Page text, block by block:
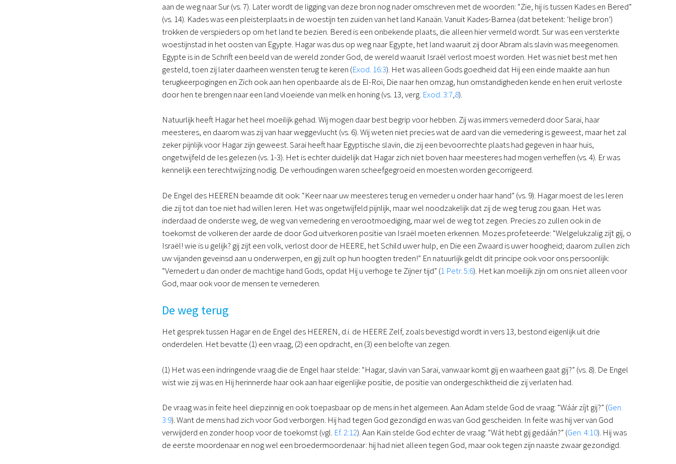
aan de weg naar Sur (vs. 7). Later wordt de ligging van deze bron nog nader omschreven met de woorden: “Zie, hij is tussen Kades en Bered”
(vs. 14). Kades was een pleisterplaats in de woestijn ten zuiden van het land Kanaän. Vanuit Kades-Barnea (dat betekent: ‘heilige bron’)
trokken de verspieders op om het land te bezien. Bered is een onbekende plaats, die alleen hier vermeld wordt. Sur was een versterkte
woestijnstad in het oosten van Egypte. Hagar was dus op weg naar Egypte, het land waaruit zij door Abram als slavin was meegenomen.
Egypte is in de Schrift een beeld van de wereld zonder God, de wereld waaruit Israël verlost moest worden. Het was niet best met hen
gesteld, toen zij later daarheen wensten terug te keren (Exod. 16:3). Het was alleen Gods goedheid dat Hij een einde maakte aan hun
terugkeerpogingen en Zich ook aan hen openbaarde als de El-Roï, Die naar hen omzag, hun omstandigheden kende en hen eruit verloste
door hen te brengen naar een land vloeiende van melk en honing (vs. 13, verg. Exod. 3:7,8).
Natuurlijk heeft Hagar het heel moeilijk gehad. Wij mogen daar best begrip voor hebben. Zij was immers vernederd door Sarai, haar
meesteres, en daarom was zij van haar weggevlucht (vs. 6). Wij weten niet precies wat de aard van die vernedering is geweest, maar het zal
zeker pijnlijk voor Hagar zijn geweest. Sarai heeft haar Egyptische slavin, die zij een bevoorrechte plaats had gegeven in haar huis,
ongetwijfeld de les gelezen (vs. 1-3). Het is echter duidelijk dat Hagar zich niet boven haar meesteres had mogen verheffen (vs. 4). Er was
kennelijk een terechtwijzing nodig. De verhoudingen waren scheefgegroeid en moesten worden gecorrigeerd.
De Engel des HEEREN beaamde dit ook: “Keer naar uw meesteres terug en verneder u onder haar hand” (vs. 9). Hagar moest de les leren
die zij tot dan toe niet had willen leren. Het was ongetwijfeld pijnlijk, maar wel noodzakelijk dat zij de weg terug zou gaan. Het was
inderdaad de onderste weg, de weg van vernedering en verootmoediging, maar wel de weg tot zegen. Precies zo zullen ook in de
toekomst de volkeren der aarde de door God uitverkoren positie van Israël moeten erkennen. Mozes profeteerde: “Welgelukzalig zijt gij, o
Israël! wie is u gelijk? gij zijt een volk, verlost door de HEERE, het Schild uwer hulp, en Die een Zwaard is uwer hoogheid; daarom zullen zich
uw vijanden geveinsd aan u onderwerpen, en gij zult op hun hoogten treden!” En natuurlijk geldt dit principe ook voor ons persoonlijk:
“Vernedert u dan onder de machtige hand Gods, opdat Hij u verhoge te Zijner tijd” (1 Petr. 5:6). Het kan moeilijk zijn om ons niet alleen voor
God, maar ook voor de mensen te vernederen.
De weg terug
Het gesprek tussen Hagar en de Engel des HEEREN, d.i. de HEERE Zelf, zoals bevestigd wordt in vers 13, bestond eigenlijk uit drie
onderdelen. Het bevatte (1) een vraag, (2) een opdracht, en (3) een belofte van zegen.
(1) Het was een indringende vraag die de Engel haar stelde: “Hagar, slavin van Sarai, vanwaar komt gij en waarheen gaat gij?” (vs. 8). De Engel
wist wie zij was en Hij herinnerde haar ook aan haar eigenlijke positie, de positie van ondergeschiktheid die zij verlaten had.
De vraag was in feite heel diepzinnig en ook toepasbaar op de mens in het algemeen. Aan Adam stelde God de vraag: “Wáár zíjt gij?” (Gen.
3:9). Want de mens had zich voor God verborgen. Hij had tegen God gezondigd en was van God gescheiden. In feite was hij ver van God
verwijderd en zonder hoop voor de toekomst (vgl. Ef. 2:12). Aan Kaïn stelde God echter de vraag: “Wát hebt gij gedáán?” (Gen. 4:10). Hij was
de eerste moordenaar en nog wel een broedermoordenaar: hij had niet alleen tegen God, maar ook tegen zijn naaste zwaar gezondigd.